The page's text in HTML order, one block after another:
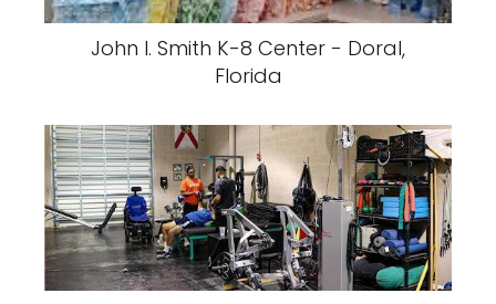
John I. Smith K-8 Center - Doral,
Florida